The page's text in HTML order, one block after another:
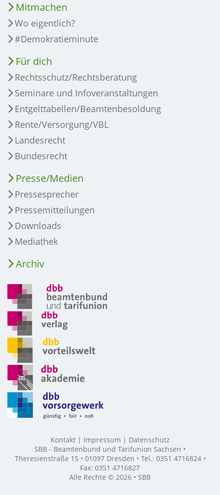
Mitmachen
Wo eigentlich?
#Demokratieminute
Für dich
Rechtsschutz/Rechtsberatung
Seminare und Infoveranstaltungen
Entgelttabellen/Beamtenbesoldung
Rente/Versorgung/VBL
Landesrecht
Bundesrecht
Presse/Medien
Pressesprecher
Pressemitteilungen
Downloads
Mediathek
Archiv
Kontakt Impressum
Datenschutz
SBB - Beamtenbund und Tarifunion Sachsen •
Theresienstraße 15 • 01097 Dresden • Tel.: 0351 4716824 •
Fax: 0351 4716827
Alle Rechte © 2026 • SBB